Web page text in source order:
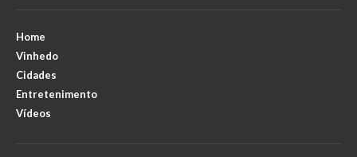
Home
Vinhedo
Cidades
Entretenimento
Vídeos